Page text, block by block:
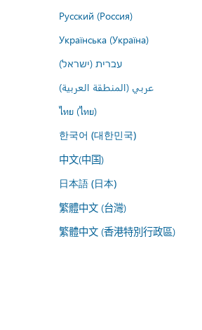
Русский (Россия)
Українська (Україна)
עברית (ישראל)
عربي (المنطقة العربية)
ไทย (ไทย)
한국어 (대한민국)
中文(中国)
日本語 (日本)
繁體中文 (台灣)
繁體中文 (香港特別行政區)